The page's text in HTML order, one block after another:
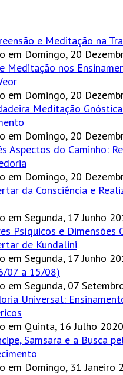
e Meditação na
em Domingo, 20
Meditação nos
em Domingo, 20
Meditação
em Domingo, 20
Aspectos do Caminho:
em Domingo, 20
da Consciência e
em Segunda, 17 Junho
Psíquicos e Dimensões
de Kundalini
em Segunda, 17 Junho
07 a 15/08)
em Segunda, 07
Universal:
em Quinta, 16 Julho
Samsara e a Busca
em Domingo, 31 Janeiro